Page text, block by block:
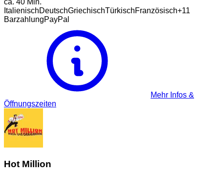
ca. 40 Min.
ItalienischDeutschGriechischTürkischFranzösisch+11
BarzahlungPayPal
Mehr Infos &
Öffnungszeiten
Hot Million